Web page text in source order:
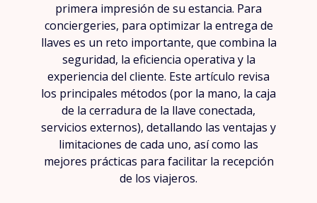
primera impresión de su estancia. Para
conciergeries, para optimizar la entrega de
llaves es un reto importante, que combina la
seguridad, la eficiencia operativa y la
experiencia del cliente. Este artículo revisa
los principales métodos (por la mano, la caja
de la cerradura de la llave conectada,
servicios externos), detallando las ventajas y
limitaciones de cada uno, así como las
mejores prácticas para facilitar la recepción
de los viajeros.